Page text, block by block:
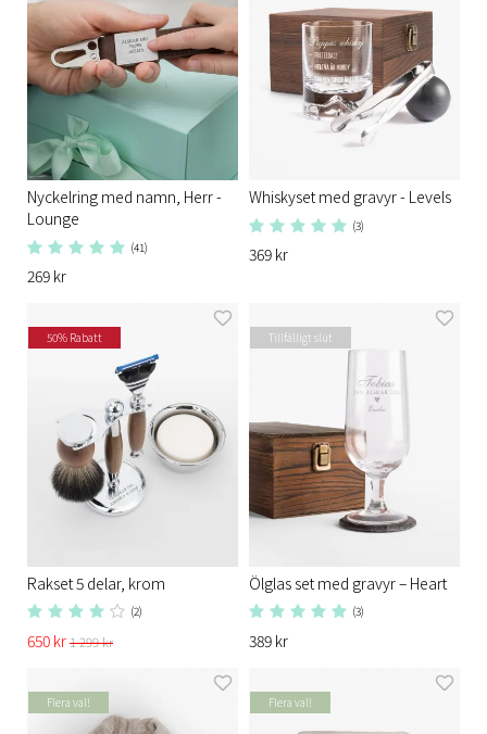
Nyckelring med namn, Herr -
Lounge
(41)
269 kr
Whiskyset med gravyr - Levels
(3)
369 kr
50% Rabatt
Rakset 5 delar, krom
(2)
650 kr1 299 kr
Tillfälligt slut
Ölglas set med gravyr – Heart
(3)
389 kr
Flera val! Flera val!